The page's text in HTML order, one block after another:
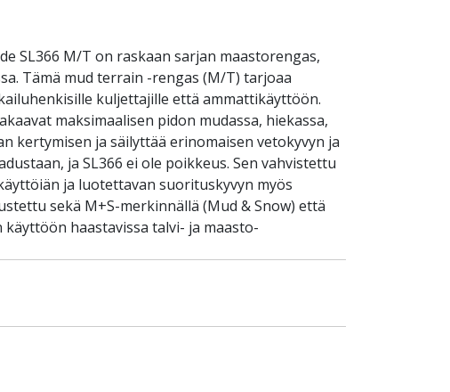
SL366 M/T on raskaan sarjan maastorengas,
Tämä mud terrain -rengas (M/T) tarjoaa
kuljettajille että ammattikäyttöön.
maksimaalisen pidon mudassa, hiekassa,
kertymisen ja säilyttää erinomaisen vetokyvyn ja
ja SL366 ei ole poikkeus. Sen vahvistettu
ja luotettavan suorituskyvyn myös
sekä M+S-merkinnällä (Mud & Snow) että
haastavissa talvi- ja maasto-